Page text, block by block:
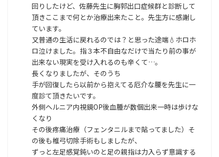
回りしたけど、佐藤先生に胸郭出口症候群と診断して
頂きここまで何とか治療出来たこと。先生方に感謝し
ています。
又普通の生活に戻れるのでは？と思った途端💧ホロホ
ロ泣けました。指３本不自由なだけで当たり前の事が
出来ない現実を受け入れるのも辛くて…。
長くなりましたが、そのうち
手が回復したら以前から抱えてる厄介な腰を先生に一
度診て頂きたいです。
外側ヘルニア内視鏡OP後血腫が数個出来一時は歩けな
くなり
その後疼痛治療（フェンタニルまで貼ってました）そ
の後も椎弓切除手術もしましたが、
ずっと左足感覚鈍いのと足の親指は力入らず意識する